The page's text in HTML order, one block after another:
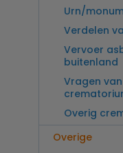
Urn/
Verdelen
Vervoer
buitenland
Vragen
Overig
Overige